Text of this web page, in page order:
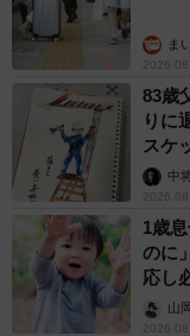
ま
83歳
りに
スケ
ます
中
1歳
のに
応し
出し
山